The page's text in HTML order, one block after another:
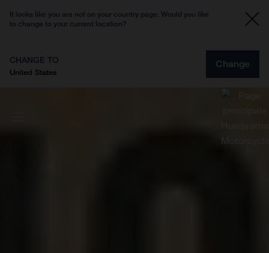
It looks like you are not on your country page. Would you like
to change to your current location?
CHANGE TO
United States
Change